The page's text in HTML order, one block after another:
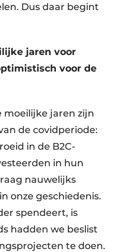
Dus daar begint
jaren voor
voor de
moeilijke jaren zijn
de covidperiode:
in de B2C-
in hun
nauwelijks
onze geschiedenis.
spendeert, is
hadden we beslist
te doen.